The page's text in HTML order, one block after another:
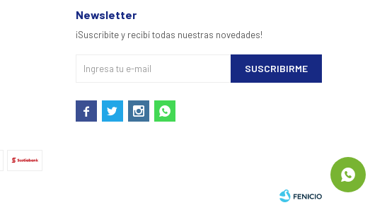
Newsletter
¡Suscribite y recibí todas nuestras novedades!
SUSCRIBIRME
   